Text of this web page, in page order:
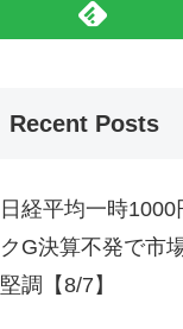
Recent Posts
日経平均一時
クG決算不発で市
堅調【8/7】